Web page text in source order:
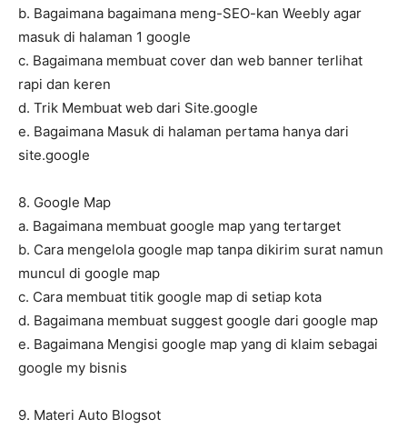
b. Bagaimana bagaimana meng-SEO-kan Weebly agar
masuk di halaman 1 google
c. Bagaimana membuat cover dan web banner terlihat
rapi dan keren
d. Trik Membuat web dari Site.google
e. Bagaimana Masuk di halaman pertama hanya dari
site.google
8. Google Map
a. Bagaimana membuat google map yang tertarget
b. Cara mengelola google map tanpa dikirim surat namun
muncul di google map
c. Cara membuat titik google map di setiap kota
d. Bagaimana membuat suggest google dari google map
e. Bagaimana Mengisi google map yang di klaim sebagai
google my bisnis
9. Materi Auto Blogsot